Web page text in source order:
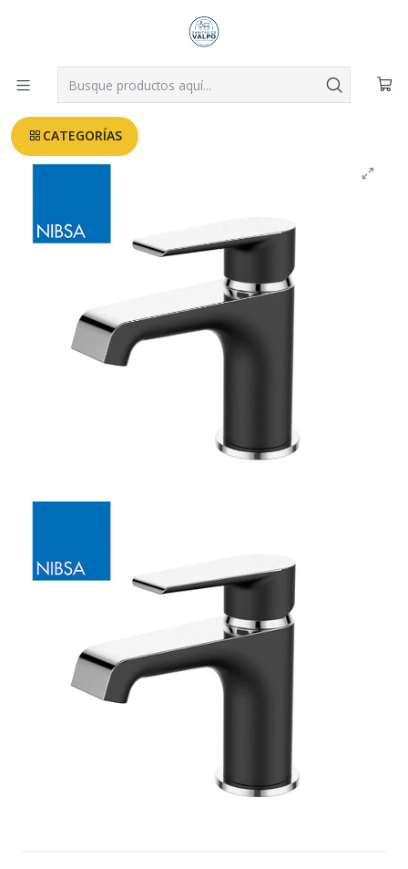
CATEGORÍAS
Despachos a todo Valparaíso, Viña, Quilpué y Villa Alemana desde
Leer más
Inicio GRIFERIAS BAÑO
MONOMANDO LAVATORIO NOTT NIBSA NEGRO